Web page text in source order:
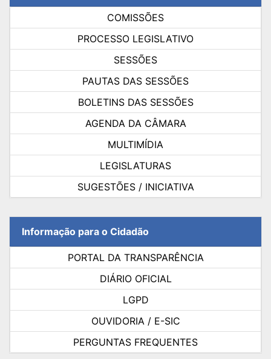
COMISSÕES
PROCESSO LEGISLATIVO
SESSÕES
PAUTAS DAS SESSÕES
BOLETINS DAS SESSÕES
AGENDA DA CÂMARA
MULTIMÍDIA
LEGISLATURAS
SUGESTÕES / INICIATIVA
Informação para o Cidadão
PORTAL DA TRANSPARÊNCIA
DIÁRIO OFICIAL
LGPD
OUVIDORIA / E-SIC
PERGUNTAS FREQUENTES